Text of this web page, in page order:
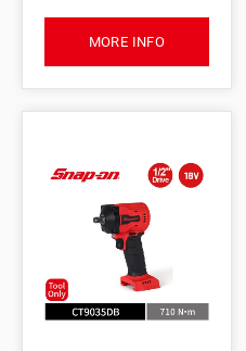
力無刷衝擊扳手
(Tool Only) (螢光
黃)
MORE INFO